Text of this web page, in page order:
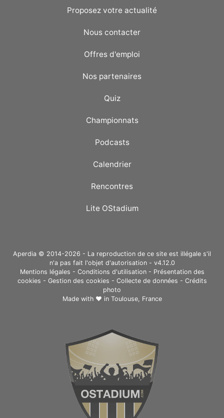
Proposez votre actualité
Nous contacter
Offres d'emploi
Nos partenaires
Quiz
Championnats
Podcasts
Calendrier
Rencontres
Lite OStadium
Aperdia © 2014-2026 - La reproduction de ce site est illégale s'il
n'a pas fait l'objet d'autorisation - v4.12.0
Mentions légales - Conditions d'utilisation- Présentation des
cookies - Gestion des cookies - Collecte de données - Crédits
photo
Made with ❤ in Toulouse, France